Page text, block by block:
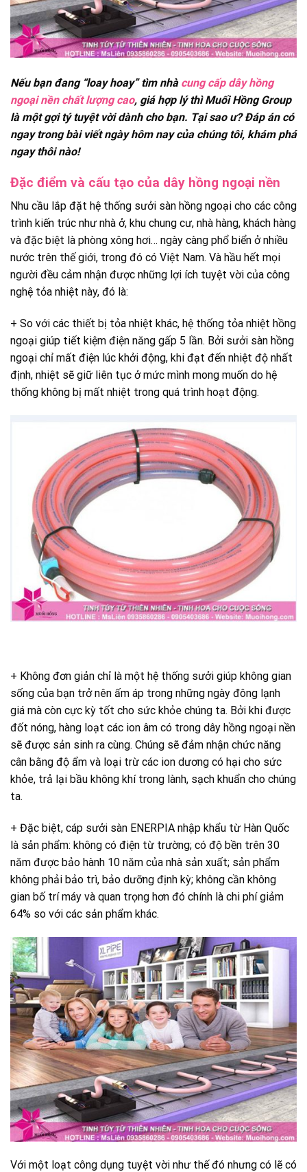
Nếu bạn đang “loay hoay” tìm nhà cung cấp dây hồng
ngoại nền chất lượng cao, giá hợp lý thì Muối Hồng Group
là một gợi tý tuyệt vời dành cho bạn. Tại sao ư? Đáp án có
ngay trong bài viết ngày hôm nay của chúng tôi, khám phá
ngay thôi nào!
Đặc điểm và cấu tạo của dây hồng ngoại nền
Nhu cầu lắp đặt hệ thống sưởi sàn hồng ngoại cho các công
trình kiến trúc như nhà ở, khu chung cư, nhà hàng, khách hàng
và đặc biệt là phòng xông hơi… ngày càng phổ biển ở nhiều
nước trên thế giới, trong đó có Việt Nam. Và hầu hết mọi
người đều cảm nhận được những lợi ích tuyệt vời của công
nghệ tỏa nhiệt này, đó là:
+ So với các thiết bị tỏa nhiệt khác, hệ thống tỏa nhiệt hồng
ngoại giúp tiết kiệm điện năng gấp 5 lần. Bởi sưởi sàn hồng
ngoại chỉ mất điện lúc khởi động, khi đạt đến nhiệt độ nhất
định, nhiệt sẽ giữ liên tục ở mức mình mong muốn do hệ
thống không bị mất nhiệt trong quá trình hoạt động.
+ Không đơn giản chỉ là một hệ thống sưởi giúp không gian
sống của bạn trở nên ấm áp trong những ngày đông lạnh
giá mà còn cực kỳ tốt cho sức khỏe chúng ta. Bởi khi được
đốt nóng, hàng loạt các ion âm có trong dây hồng ngoại nền
sẽ được sản sinh ra cùng. Chúng sẽ đảm nhận chức năng
cân bằng độ ẩm và loại trừ các ion dương có hại cho sức
khỏe, trả lại bầu không khí trong lành, sạch khuẩn cho chúng
ta.
+ Đặc biệt, cáp sưởi sàn ENERPIA nhập khẩu từ Hàn Quốc
là sản phẩm: không có điện từ trường; có độ bền trên 30
năm được bảo hành 10 năm của nhà sản xuất; sản phẩm
không phải bảo trì, bảo dưỡng định kỳ; không cần không
gian bố trí máy và quan trọng hơn đó chính là chi phí giảm
64% so với các sản phẩm khác.
Với một loạt công dụng tuyệt vời như thế đó nhưng có lẽ có